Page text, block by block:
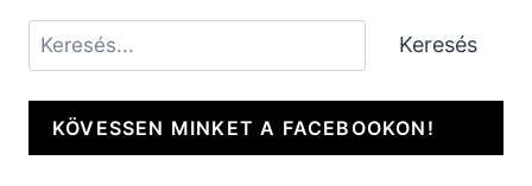
Keresés Keresés
KÖVESSEN MINKET A FACEBOOKON!